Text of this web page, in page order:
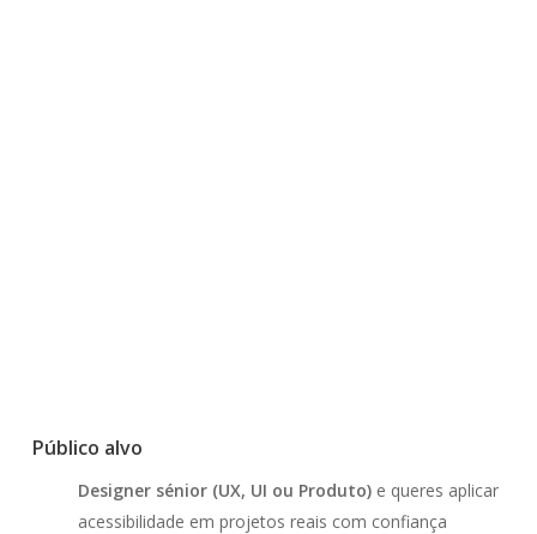
Público alvo
Designer sénior (UX, UI ou Produto)e queres aplicar
acessibilidade em projetos reais com confiança